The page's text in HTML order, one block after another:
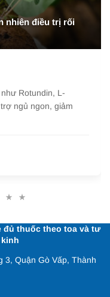
nhiên điều trị rối
Rotundin, L-
ngủ ngon, giảm
đủ thuốc theo toa và tư
3, Quận Gò Vấp, Thành